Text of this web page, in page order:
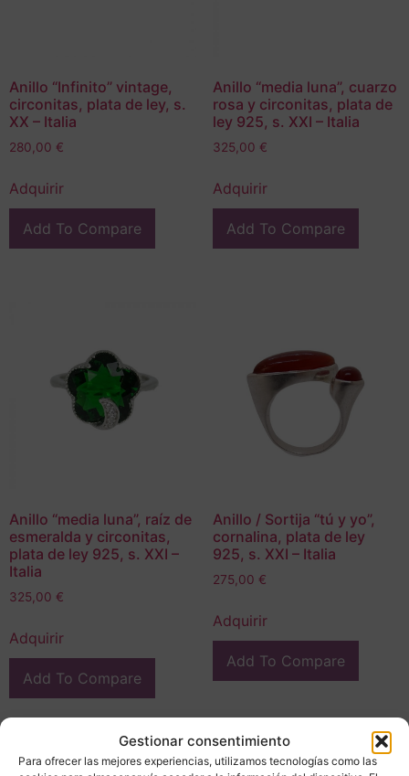
Gestionar consentimiento
Para ofrecer las mejores experiencias, utilizamos tecnologías como las
Anillo “Infinito” vintage,
circonitas, plata de ley, s.
XX – Italia
280,00 €
Adquirir
Add To Compare
Anillo “media luna”, cuarzo
rosa y circonitas, plata de
ley 925, s. XXI – Italia
325,00 €
Adquirir
Add To Compare
Anillo “media luna”, raíz de
esmeralda y circonitas,
plata de ley 925, s. XXI –
Italia
325,00 €
Adquirir
Add To Compare
Anillo / Sortija “tú y yo”,
cornalina, plata de ley
925, s. XXI – Italia
275,00 €
Adquirir
Add To Compare